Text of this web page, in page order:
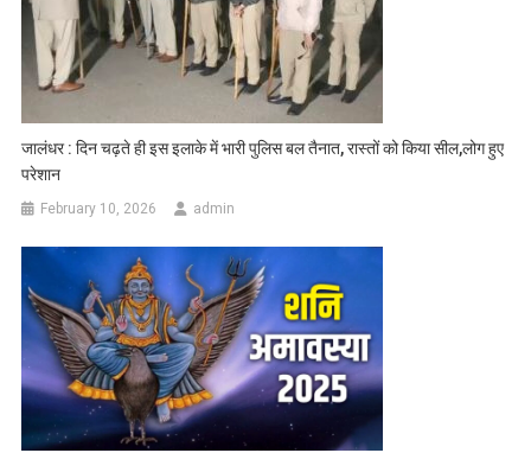
जालंधर : दिन चढ़ते ही इस इलाके में भारी पुलिस बल तैनात, रास्तों को किया सील,लोग हुए
परेशान
February 10, 2026 admin